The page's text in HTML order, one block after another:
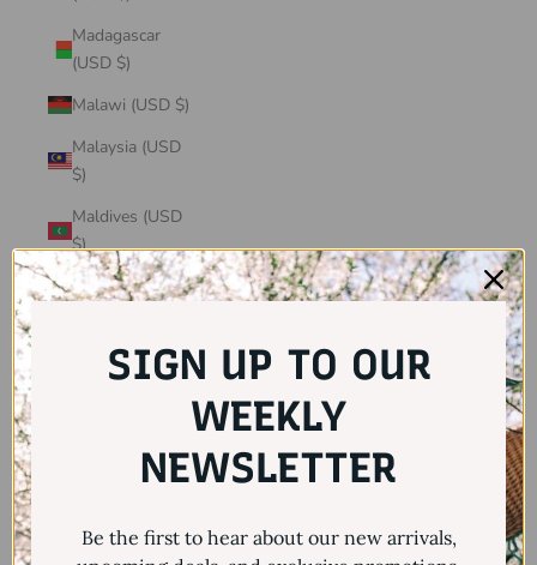
Madagascar
(USD $)
Malawi (USD $)
Malaysia (USD
$)
Maldives (USD
$)
Mali (USD $)
Martinique
$)
SIGN UP TO OUR
WEEKLY
NEWSLETTER
Be the first to hear about our new arrivals,